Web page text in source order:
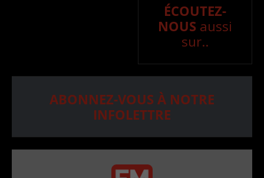
ÉCOUTEZ-
NOUS aussi
sur..
ABONNEZ-VOUS À NOTRE
INFOLETTRE